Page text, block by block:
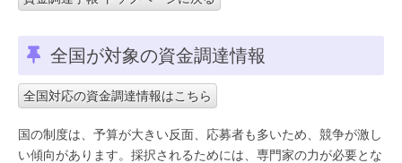
全国が対象の資金調達情報
全国対応の資金調達情報はこちら
国の制度は、予算が大きい反面、応募者も多いため、競争が激し
い傾向があります。採択されるためには、専門家の力が必要とな